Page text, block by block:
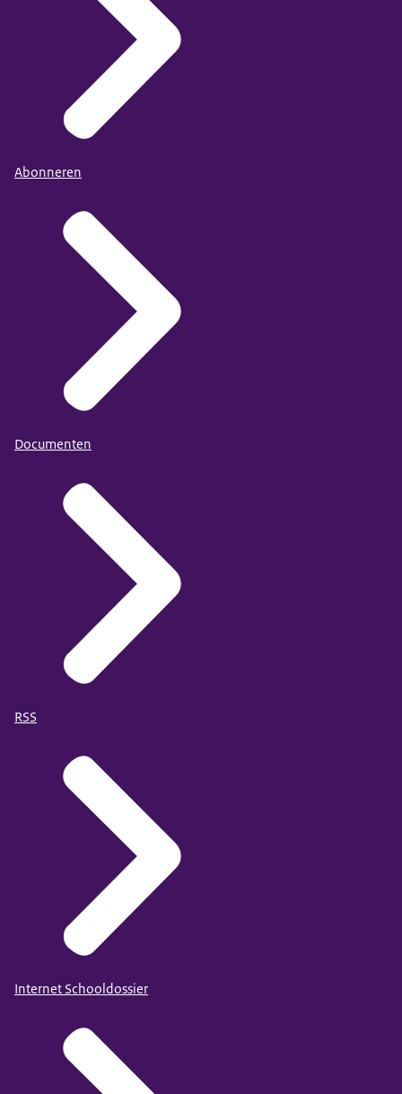
Abonneren
Documenten
RSS
Internet Schooldossier